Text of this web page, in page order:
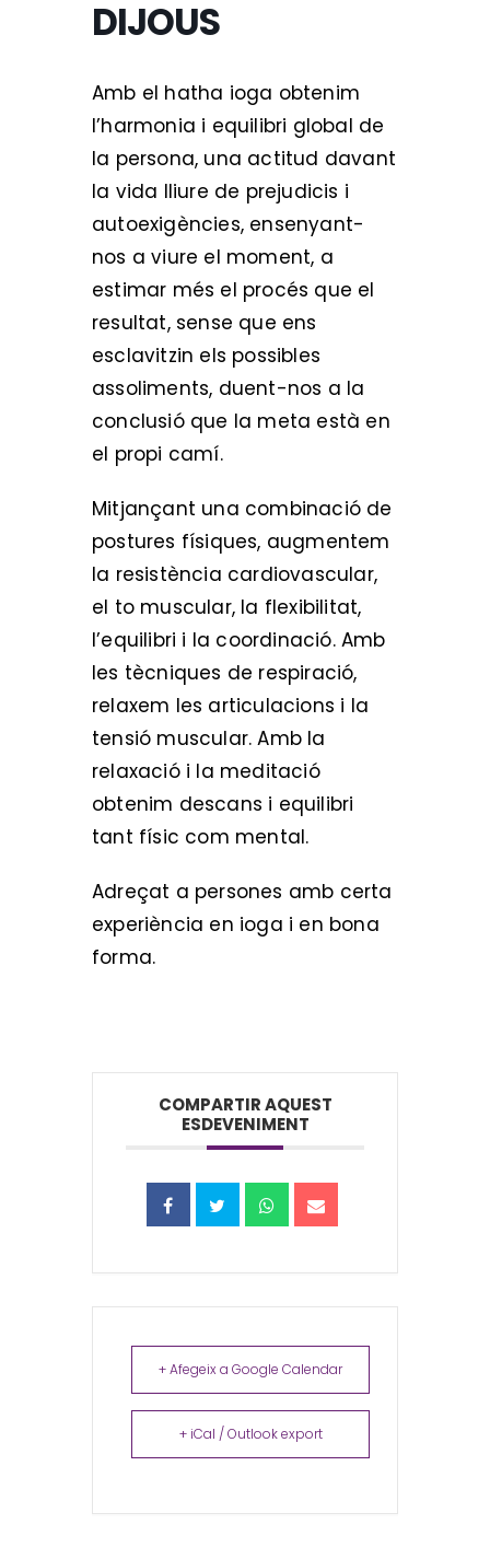
DIJOUS
Amb el hatha ioga obtenim
l’harmonia i equilibri global de
la persona, una actitud davant
la vida lliure de prejudicis i
autoexigències, ensenyant-
nos a viure el moment, a
estimar més el procés que el
resultat, sense que ens
esclavitzin els possibles
assoliments, duent-nos a la
conclusió que la meta està en
el propi camí.
Mitjançant una combinació de
postures físiques, augmentem
la resistència cardiovascular,
el to muscular, la flexibilitat,
l’equilibri i la coordinació. Amb
les tècniques de respiració,
relaxem les articulacions i la
tensió muscular. Amb la
relaxació i la meditació
obtenim descans i equilibri
tant físic com mental.
Adreçat a persones amb certa
experiència en ioga i en bona
forma.
COMPARTIR AQUEST
ESDEVENIMENT
+ Afegeix a Google Calendar
+ iCal / Outlook export